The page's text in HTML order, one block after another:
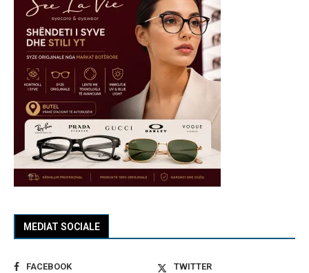
MEDIAT SOCIALE
FACEBOOK
TWITTER